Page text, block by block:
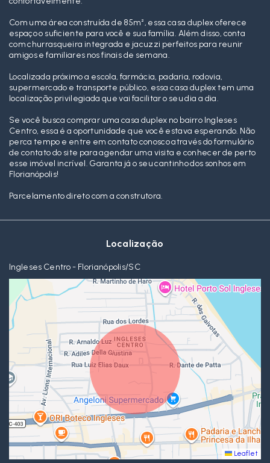
Com uma área construída de 85m², essa casa duplex oferece
espaço o suficiente para você e sua família. Além disso, conta
com churrasqueira integrada e jacuzzi perfeitos para reunir
amigos e familiares nos finais de semana.
Localizada próximo a escola, farmácia, padaria, rodovia,
supermercado e transporte público, essa casa duplex tem uma
localização privilegiada que vai facilitar o seu dia a dia.
Se você busca comprar uma casa duplex no bairro Ingleses
Centro, essa é a oportunidade que você estava esperando. Não
perca tempo e entre em contato conosco através do formulário
de contato do site para agendar uma visita e conhecer de perto
esse imóvel incrível. Garanta já o seu cantinho dos sonhos em
Florianópolis!
Parcelamento direto com a construtora.
Localização
Ingleses Centro - Florianópolis/SC
Leaflet